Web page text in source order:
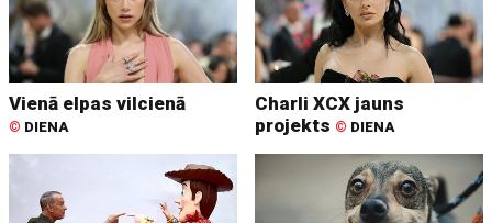
Vienā elpas vilcienā
© DIENA
Charli XCX jauns
projekts © DIENA